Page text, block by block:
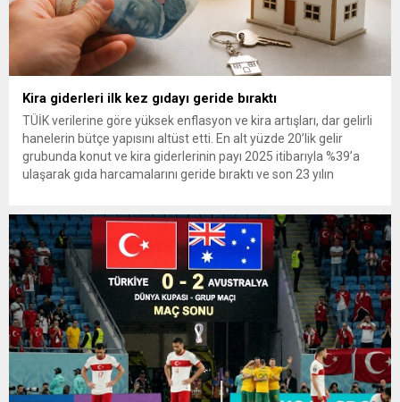
Kira giderleri ilk kez gıdayı geride bıraktı
TÜİK verilerine göre yüksek enflasyon ve kira artışları, dar gelirli
hanelerin bütçe yapısını altüst etti. En alt yüzde 20’lik gelir
grubunda konut ve kira giderlerinin payı 2025 itibarıyla %39’a
ulaşarak gıda harcamalarını geride bıraktı ve son 23 yılın